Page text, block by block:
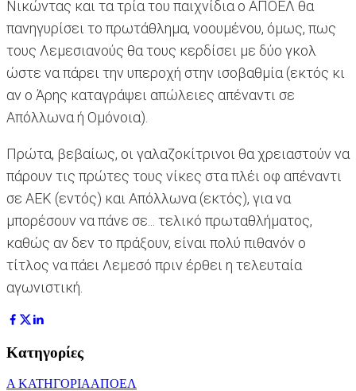
Νικώντας και τα τρία του παιχνίδια ο ΑΠΟΕΛ θα
πανηγυρίσει το πρωτάθλημα, νοουμένου, όμως, πως
τους Λεμεσιανούς θα τους κερδίσει με δύο γκολ
ώστε να πάρει την υπεροχή στην ισοβαθμία (εκτός κι
αν ο Άρης καταγράψει απώλειες απέναντι σε
Απόλλωνα ή Ομόνοια).
Πρώτα, βεβαίως, οι γαλαζοκίτρινοι θα χρειαστούν να
πάρουν τις πρώτες τους νίκες στα πλέι οφ απέναντι
σε ΑΕΚ (εντός) και Απόλλωνα (εκτός), για να
μπορέσουν να πάνε σε... τελικό πρωταθλήματος,
καθώς αν δεν το πράξουν, είναι πολύ πιθανόν ο
τίτλος να πάει Λεμεσό πριν έρθει η τελευταία
αγωνιστική.
Κατηγορίες
Α ΚΑΤΗΓΟΡΙΑΑΠΟΕΛ